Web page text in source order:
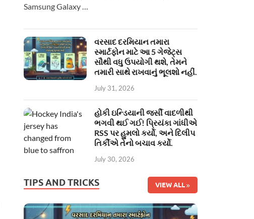
Samsung Galaxy …
વરસાદ દરમિયાન તમારા
સ્માર્ટફોન માટે આ 5 ગેજેટ્સ
સૌથી વધુ ઉપયોગી થશે, તેમને
તમારી સાથે રાખવાનું ભૂલશો નહીં.
July 31, 2026
હોકી ઇન્ડિયાની જર્સી વાદળીથી
ભગવી થઈ ગઈ! પ્રિયંકા ગાંધીએ
RSS પર હુમલો કર્યો, અને દિલીપ
તિર્કીએ તેનો બચાવ કર્યો.
July 30, 2026
TIPS AND TRICKS VIEW ALL